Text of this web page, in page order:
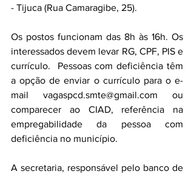
- Tijuca (Rua Camaragibe, 25).
Os postos funcionam das 8h às 16h. Os
interessados devem levar RG, CPF, PIS e
currículo.  Pessoas com deficiência têm
a opção de enviar o currículo para o e-
mail vagaspcd.smte@gmail.com ou
comparecer ao CIAD, referência na
empregabilidade da pessoa com
deficiência no município.
A secretaria, responsável pelo banco de